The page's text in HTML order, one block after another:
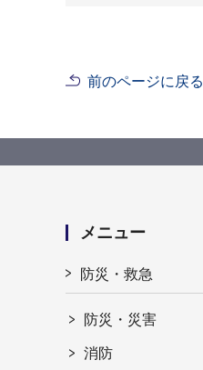
前のページに戻る
メニュー
防災・救急
防災・災害
消防